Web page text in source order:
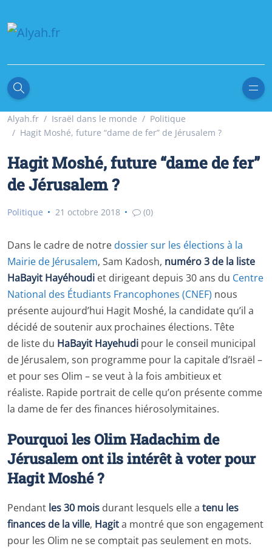
Alyah.fr Israël dans le monde
Politique
Hagit Moshé, future “dame de fer” de Jérusalem ?
Hagit Moshé, future “dame de fer”
de Jérusalem ?
Politique 21 octobre 2018 (0)
Dans le cadre de notre dossier sur les élections à la
Mairie de Jérusalem, Sam Kadosh, numéro 3 de la liste
HaBayit Hayéhoudi et dirigeant depuis 30 ans du Centre
National des Étudiants Francophones (CNEF) nous
présente aujourd’hui Hagit Moshé, la candidate qu’il a
décidé de soutenir aux prochaines élections. Tête
de liste du HaBayit Hayehudi pour le conseil municipal
de Jérusalem, son programme pour la capitale d’Israël –
et pour ses Olim – se veut à la fois ambitieux et
réaliste. Rapide portrait de celle qu’on présente comme
la dame de fer des finances hiérosolymitaines.
Pourquoi les Olim Hadachim de
Jérusalem ont ils intérêt à voter pour
Hagit Moshé ?
Pendant les 30 mois durant lesquels elle a tenu les
finances de la ville, Hagita montré que son engagement
pour les Olim ne se comptait pas seulement en mots.